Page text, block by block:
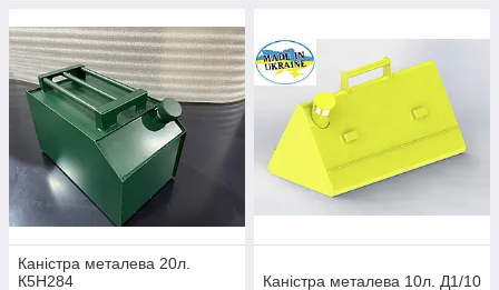
Каністра металева 20л.
К5Н284
Каністра металева 10л. Д1/10